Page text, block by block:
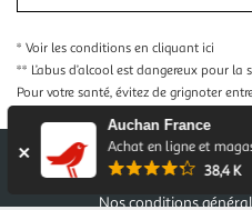
Auchan France
Achat en ligne et
38,4 K
* Voir les conditions en cliquant ici
** L’abus d’alcool est dangereux pour
Pour votre santé, évitez de grignoter
Nos conditions